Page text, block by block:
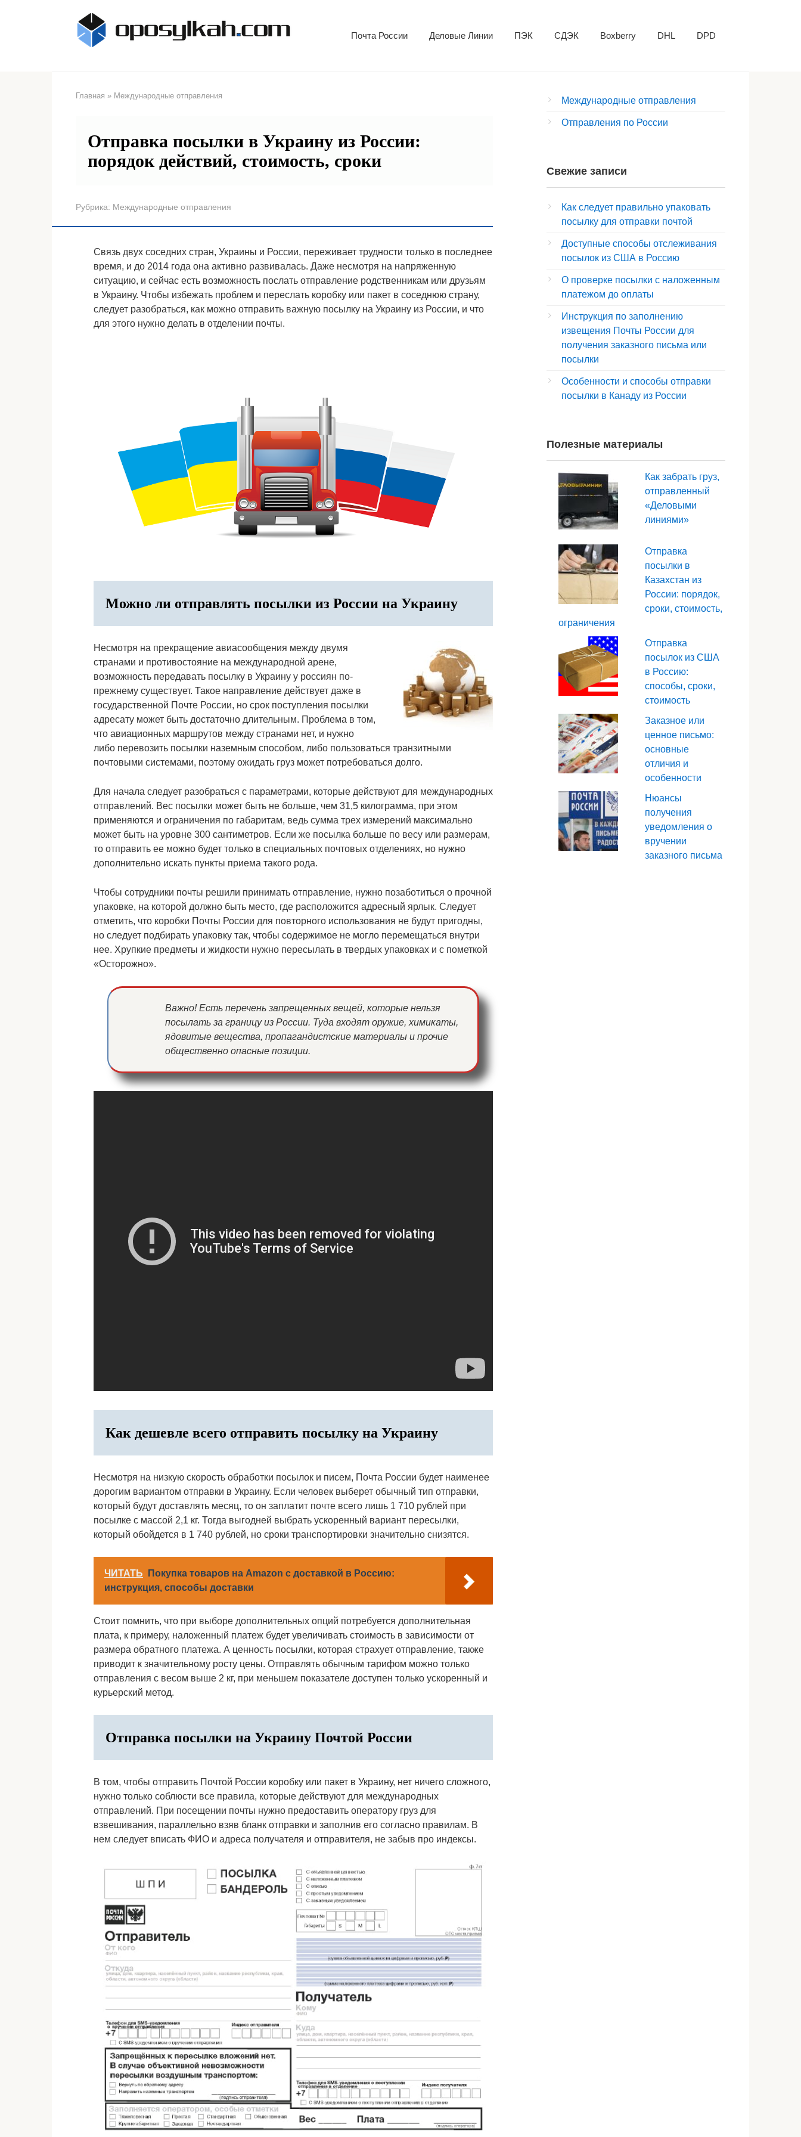
Почта России Деловые Линии ПЭК СДЭК Boxberry DHL DPD
Главная » Международные отправления
Отправка посылки в Украину из России:
порядок действий, стоимость, сроки
Рубрика: Международные отправления
Связь двух соседних стран, Украины и России, переживает трудности только в последнее
время, и до 2014 года она активно развивалась. Даже несмотря на напряженную
ситуацию, и сейчас есть возможность послать отправление родственникам или друзьям
в Украину. Чтобы избежать проблем и переслать коробку или пакет в соседнюю страну,
следует разобраться, как можно отправить важную посылку на Украину из России, и что
для этого нужно делать в отделении почты.
Можно ли отправлять посылки из России на Украину
Несмотря на прекращение авиасообщения между двумя
странами и противостояние на международной арене,
возможность передавать посылку в Украину у россиян по-
прежнему существует. Такое направление действует даже в
государственной Почте России, но срок поступления посылки
адресату может быть достаточно длительным. Проблема в том,
что авиационных маршрутов между странами нет, и нужно
либо перевозить посылки наземным способом, либо пользоваться транзитными
почтовыми системами, поэтому ожидать груз может потребоваться долго.
Для начала следует разобраться с параметрами, которые действуют для международных
отправлений. Вес посылки может быть не больше, чем 31,5 килограмма, при этом
применяются и ограничения по габаритам, ведь сумма трех измерений максимально
может быть на уровне 300 сантиметров. Если же посылка больше по весу или размерам,
то отправить ее можно будет только в специальных почтовых отделениях, но нужно
дополнительно искать пункты приема такого рода.
Чтобы сотрудники почты решили принимать отправление, нужно позаботиться о прочной
упаковке, на которой должно быть место, где расположится адресный ярлык. Следует
отметить, что коробки Почты России для повторного использования не будут пригодны,
но следует подбирать упаковку так, чтобы содержимое не могло перемещаться внутри
нее. Хрупкие предметы и жидкости нужно пересылать в твердых упаковках и с пометкой
«Осторожно».
Важно! Есть перечень запрещенных вещей, которые нельзя
посылать за границу из России. Туда входят оружие, химикаты,
ядовитые вещества, пропагандистские материалы и прочие
общественно опасные позиции.
Как дешевле всего отправить посылку на Украину
Несмотря на низкую скорость обработки посылок и писем, Почта России будет наименее
дорогим вариантом отправки в Украину. Если человек выберет обычный тип отправки,
который будут доставлять месяц, то он заплатит почте всего лишь 1 710 рублей при
посылке с массой 2,1 кг. Тогда выгодней выбрать ускоренный вариант пересылки,
который обойдется в 1 740 рублей, но сроки транспортировки значительно снизятся.
ЧИТАТЬ
Покупка товаров на Amazon с доставкой в Россию:
инструкция, способы доставки
Стоит помнить, что при выборе дополнительных опций потребуется дополнительная
плата, к примеру, наложенный платеж будет увеличивать стоимость в зависимости от
размера обратного платежа. А ценность посылки, которая страхует отправление, также
приводит к значительному росту цены. Отправлять обычным тарифом можно только
отправления с весом выше 2 кг, при меньшем показателе доступен только ускоренный и
курьерский метод.
Отправка посылки на Украину Почтой России
В том, чтобы отправить Почтой России коробку или пакет в Украину, нет ничего сложного,
нужно только соблюсти все правила, которые действуют для международных
отправлений. При посещении почты нужно предоставить оператору груз для
взвешивания, параллельно взяв бланк отправки и заполнив его согласно правилам. В
нем следует вписать ФИО и адреса получателя и отправителя, не забыв про индексы.
Международные отправления
Отправления по России
Свежие записи
Как следует правильно упаковать
посылку для отправки почтой
Доступные способы отслеживания
посылок из США в Россию
О проверке посылки с наложенным
платежом до оплаты
Инструкция по заполнению
извещения Почты России для
получения заказного письма или
посылки
Особенности и способы отправки
посылки в Канаду из России
Полезные материалы
Как забрать груз,
отправленный
«Деловыми
линиями»
Отправка
посылки в
Казахстан из
России: порядок,
сроки, стоимость,
ограничения
Отправка
посылок из США
в Россию:
способы, сроки,
стоимость
Заказное или
ценное письмо:
основные
отличия и
особенности
Нюансы
получения
уведомления о
вручении
заказного письма